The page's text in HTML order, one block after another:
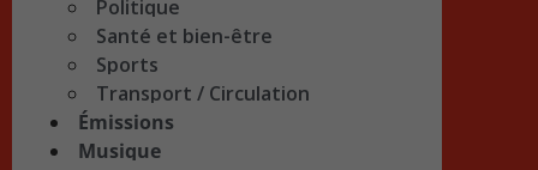
Politique
Santé et bien-être
Sports
Transport / Circulation
Émissions
Musique